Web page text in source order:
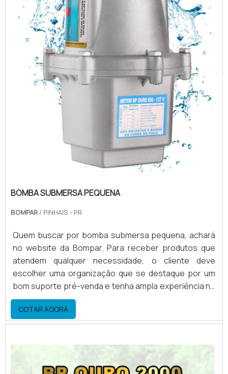
BOMBA SUBMERSA PEQUENA
BOMPAR / PINHAIS - PR
Quem buscar por bomba submersa pequena, achará
no website da Bompar. Para receber produtos que
atendem qualquer necessidade, o cliente deve
escolher uma organização que se destaque por um
bom suporte pré-venda e tenha ampla experiência no
ramo.Quando o quesito é bomba submersa pequena,
com a Bompar o cliente encontrará ótima qualidade e
as melhores soluções para movimentação de
Bompar objetiva seu...
COTAR AGORA